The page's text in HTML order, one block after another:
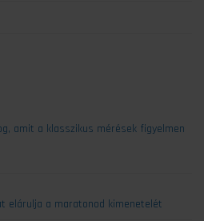
amit a klasszikus mérések figyelmen
elárulja a maratonod kimenetelét